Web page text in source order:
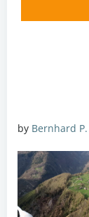
by Bernhard P.